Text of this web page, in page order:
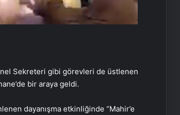
Sekreteri gibi görevleri de üstlenen
bir araya geldi.
dayanışma etkinliğinde “Mahir’e